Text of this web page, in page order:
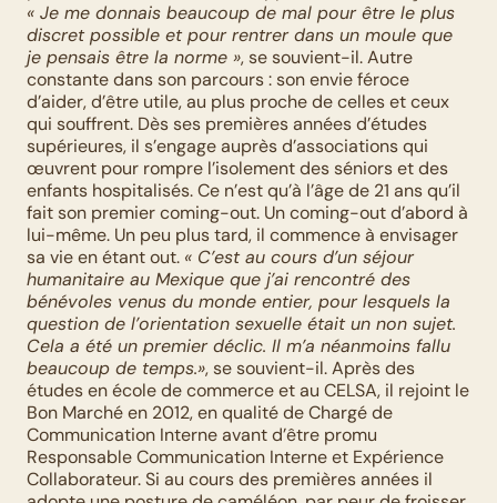
« Je me donnais beaucoup de mal pour être le plus
discret possible et pour rentrer dans un moule que
je pensais être la norme », se souvient-il. Autre
constante dans son parcours : son envie féroce
d’aider, d’être utile, au plus proche de celles et ceux
qui souffrent. Dès ses premières années d’études
supérieures, il s’engage auprès d’associations qui
œuvrent pour rompre l’isolement des séniors et des
enfants hospitalisés. Ce n’est qu’à l’âge de 21 ans qu’il
fait son premier coming-out. Un coming-out d’abord à
lui-même. Un peu plus tard, il commence à envisager
sa vie en étant out. « C’est au cours d’un séjour
humanitaire au Mexique que j’ai rencontré des
bénévoles venus du monde entier, pour lesquels la
question de l’orientation sexuelle était un non sujet.
Cela a été un premier déclic. Il m’a néanmoins fallu
beaucoup de temps.», se souvient-il. Après des
études en école de commerce et au CELSA, il rejoint le
Bon Marché en 2012, en qualité de Chargé de
Communication Interne avant d’être promu
Responsable Communication Interne et Expérience
Collaborateur. Si au cours des premières années il